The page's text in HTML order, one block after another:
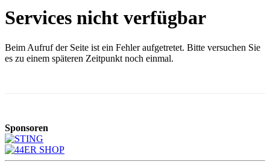
Services nicht verfügbar
Beim Aufruf der Seite ist ein Fehler aufgetretet. Bitte versuchen Sie
es zu einem späteren Zeitpunkt noch einmal.
Sponsoren